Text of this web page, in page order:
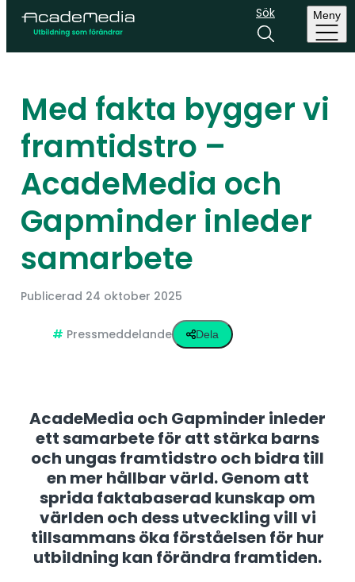
Sök Meny
Med fakta bygger vi
framtidstro –
AcadeMedia och
Gapminder inleder
samarbete
Publicerad 24 oktober 2025
Pressmeddelande Dela
AcadeMedia och Gapminder inleder
ett samarbete för att stärka barns
och ungas framtidstro och bidra till
en mer hållbar värld. Genom att
sprida faktabaserad kunskap om
världen och dess utveckling vill vi
tillsammans öka förståelsen för hur
utbildning kan förändra framtiden.